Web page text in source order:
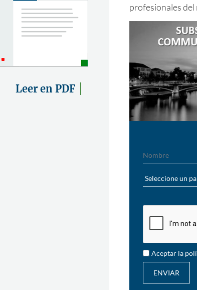
Leer en PDF
profesionales del
Aceptar la
ENVIAR